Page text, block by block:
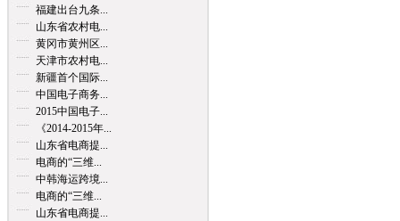
福建出台九条...
山东省农村电...
黄冈市黄州区...
天津市农村电...
新疆首个国际...
中国电子商务...
2015中国电子...
《2014-2015年...
山东省电商提...
电商的“三维...
中韩海运跨境...
电商的“三维...
山东省电商提...